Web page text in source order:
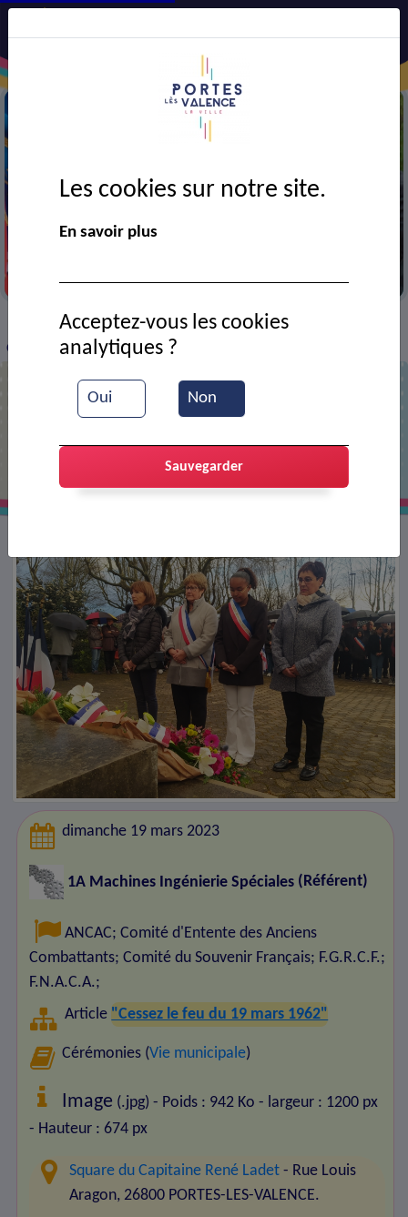
> VIE MUNICIPALE > Ressources documentaires
Cérémonie du Cessez le feu du 19 mars 1962
Cérémonie du Cessez le feu du 19
mars 1962
dimanche 19 mars 2023
1A Machines Ingénierie Spéciales (Référent)
ANCAC;Comité d'Entente des Anciens
Combattants; Comité du Souvenir Français; F.G.R.C.F.;
F.N.A.C.A.;
Article "Cessez le feu du 19 mars 1962"
Cérémonies (Vie municipale)
Image (.jpg) - Poids : 942 Ko - largeur : 1200 px
- Hauteur : 674 px
Square du Capitaine René Ladet - Rue Louis
Aragon, 26800 PORTES-LES-VALENCE.
Les cookies sur notre site.
En savoir plus
Oui Non
Acceptez-vous les cookies
analytiques ?
Sauvegarder